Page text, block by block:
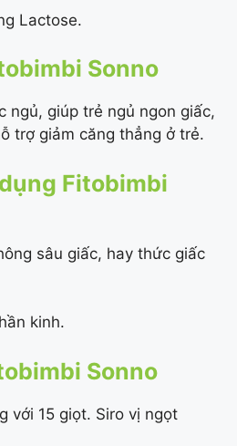
Lactose.
Sonno
ngủ, giúp trẻ ngủ ngon giấc,
trợ giảm căng thẳng ở trẻ.
Fitobimbi
sâu giấc, hay thức giấc
kinh.
Sonno
với 15 giọt. Siro vị ngọt